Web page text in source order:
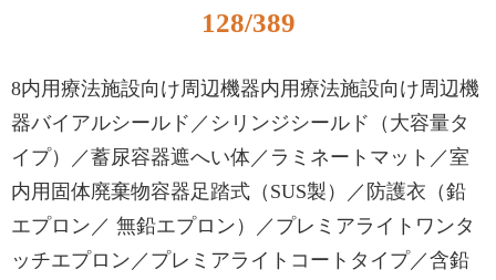
128/389
8内用療法施設向け周辺機器内用療法施設向け周辺機
器バイアルシールド／シリンジシールド（大容量タ
イプ）／蓄尿容器遮へい体／ラミネートマット／室
内用固体廃棄物容器足踏式（SUS製）／防護衣（鉛
エプロン／ 無鉛エプロン）／プレミアライトワンタ
ッチエプロン／プレミアライトコートタイプ／含鉛